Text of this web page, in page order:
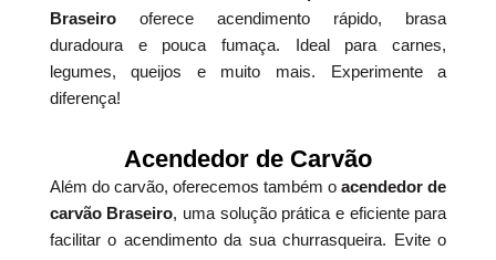
Braseirooferece acendimento rápido, brasa
duradoura e pouca fumaça. Ideal para carnes,
legumes, queijos e muito mais. Experimente a
diferença!
Acendedor de Carvão
Além do carvão, oferecemos também oacendedor de
carvão Braseiro, uma solução prática e eficiente para
facilitar o acendimento da sua churrasqueira. Evite o